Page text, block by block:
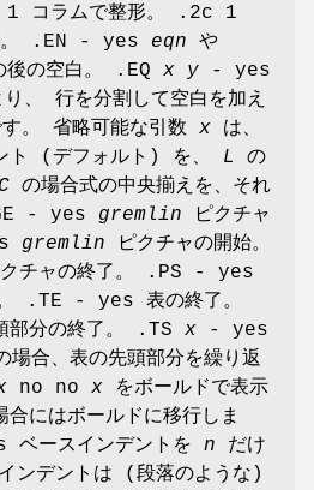
1 コラムで整形。 .2c 1
。 .EN - yes eqn や
後の空白。 .EQ x y - yes
、 行を分割して空白を加え
。 省略可能な引数 x は、
ト (デフォルト) を、 L
の
C の場合式の中央揃えを、それ
- yes gremlin ピクチャ
gremlin ピクチャの開始。
チャの終了。 .PS - yes
。 .TE - yes 表の終了。
分の終了。 .TS x - yes
場合、表の先頭部分を繰り返
no no x をボールドで表示
にはボールドに移行しま
ースインデントを n だけ
ンデントは (段落のような)